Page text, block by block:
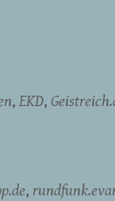
EKD